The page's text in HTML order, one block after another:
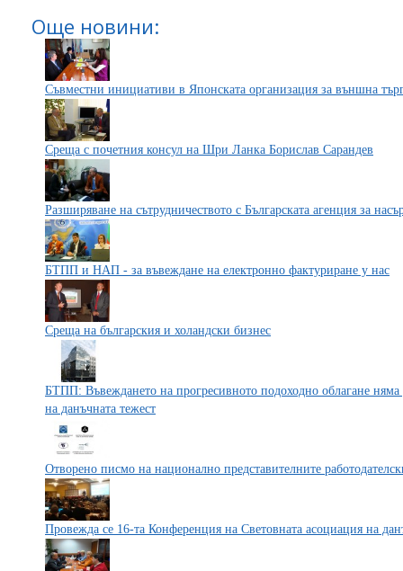
Още новини:
Съвместни инициативи в Японската организация за външна
Среща с почетния консул на Шри Ланка Борислав Сарандев
Разширяване на сътрудничеството с Българската агенция за
БТПП и НАП - за въвеждане на електронно фактуриране у нас
Среща на българския и холандски бизнес
БТПП: Въвеждането на прогресивното подоходно облагане няма
на данъчната тежест
Отворено писмо на национално представителните
Провежда се 16-та Конференция на Световната асоциация на